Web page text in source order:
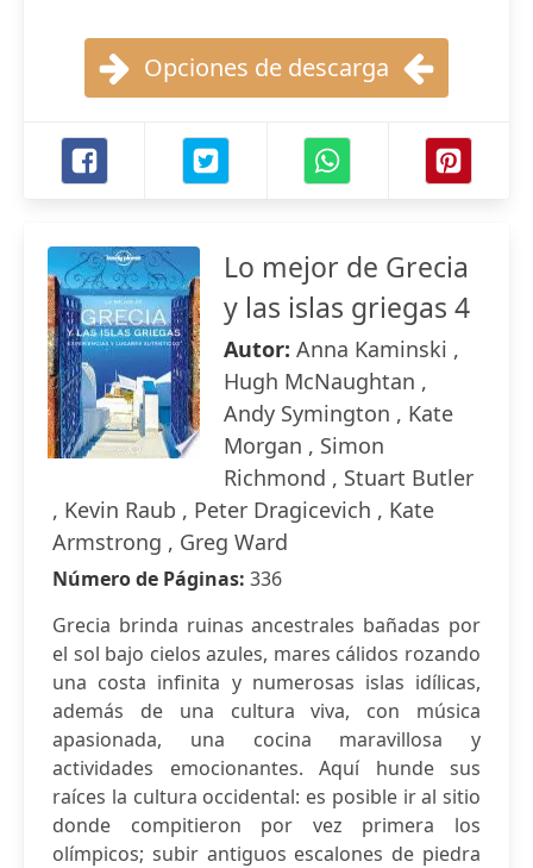
Opciones de descarga
Lo mejor de Grecia
y las islas griegas 4
Autor: Anna Kaminski ,
Hugh McNaughtan ,
Andy Symington , Kate
Morgan , Simon
Richmond , Stuart Butler
, Kevin Raub , Peter Dragicevich , Kate
Armstrong , Greg Ward
Número de Páginas: 336
Grecia brinda ruinas ancestrales bañadas por
el sol bajo cielos azules, mares cálidos rozando
una costa infinita y numerosas islas idílicas,
además de una cultura viva, con música
apasionada, una cocina maravillosa y
actividades emocionantes. Aquí hunde sus
raíces la cultura occidental: es posible ir al sitio
donde compitieron por vez primera los
olímpicos; subir antiguos escalones de piedra